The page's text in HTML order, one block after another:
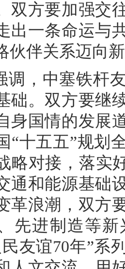
双方要加强交
出一条命运与
伙伴关系迈向
调，中塞铁杆
础。双方要继
身国情的发展
“十五五”规划
略对接，落实
通和能源基础
革浪潮，双方
先进制造等
友谊70年”系